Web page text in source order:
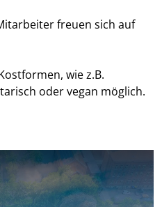
freuen sich auf
wie z.B.
oder vegan möglich.